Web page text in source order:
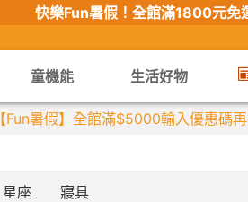
快樂Fun暑假！ 全館滿1800元免
童機能 生活好物
【Fun暑假】全館滿$5000輸入優惠碼
星座 寢具